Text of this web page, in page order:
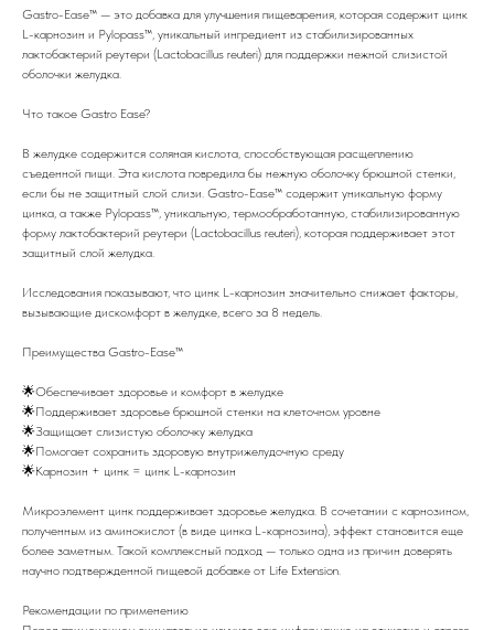
Gastro-Ease™ — это добавка для улучшения пищеварения, которая содержит цинк
L-карнозин и Pylopass™, уникальный ингредиент из стабилизированных
лактобактерий реутери (Lactobacillus reuteri) для поддержки нежной слизистой
оболочки желудка.
Что такое Gastro Ease?
В желудке содержится соляная кислота, способствующая расщеплению
съеденной пищи. Эта кислота повредила бы нежную оболочку брюшной стенки,
если бы не защитный слой слизи. Gastro-Ease™ содержит уникальную форму
цинка, а также Pylopass™, уникальную, термообработанную, стабилизированную
форму лактобактерий реутери (Lactobacillus reuteri), которая поддерживает этот
защитный слой желудка.
Исследования показывают, что цинк L-карнозин значительно снижает факторы,
вызывающие дискомфорт в желудке, всего за 8 недель.
Преимущества Gastro-Ease™
🌟Обеспечивает здоровье и комфорт в желудке
🌟Поддерживает здоровье брюшной стенки на клеточном уровне
🌟Защищает слизистую оболочку желудка
🌟Помогает сохранить здоровую внутрижелудочную среду
🌟Карнозин + цинк = цинк L-карнозин
Микроэлемент цинк поддерживает здоровье желудка. В сочетании с карнозином,
полученным из аминокислот (в виде цинка L-карнозина), эффект становится еще
более заметным. Такой комплексный подход — только одна из причин доверять
научно подтвержденной пищевой добавке от Life Extension.
Рекомендации по применению